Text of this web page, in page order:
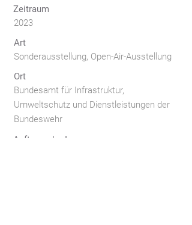
Zeitraum
2023
Art
Sonderausstellung, Open-Air-Ausstellung
Ort
Bundesamt für Infrastruktur,
Umweltschutz und Dienstleistungen der
Bundeswehr
AuftraggeberIn